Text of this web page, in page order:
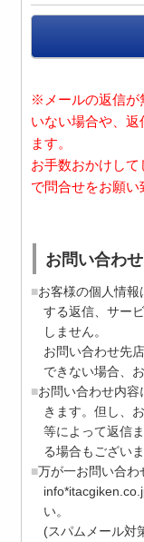
※メールの返信が
いない場合や、
ます。
お手数おかけし
で問合せをお願い
お問い合わ
お客様の個人情
する返信、サー
しません。
お問い合わせ先
できない場合、
お問い合わせ内
きます。但し、
等によって返信
る場合もござい
万が一お問い合わ
い。
(スパムメール対